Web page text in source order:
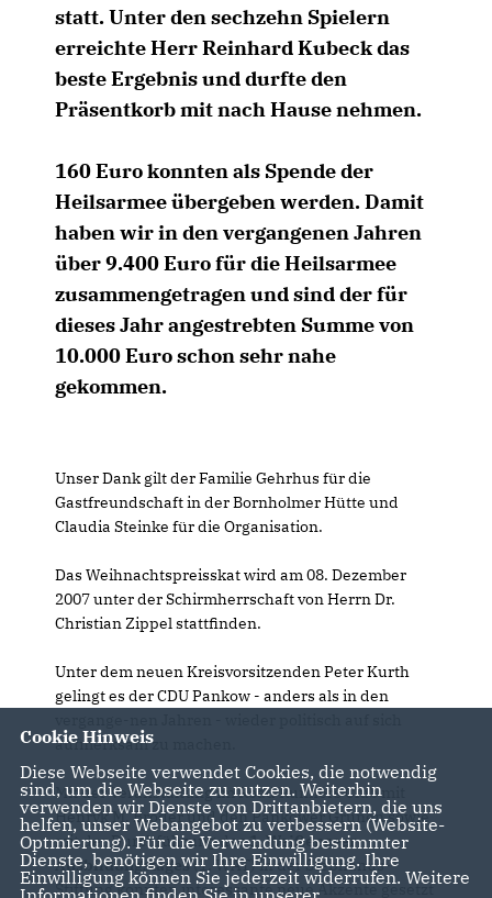
statt. Unter den sechzehn Spielern
erreichte Herr Reinhard Kubeck das
beste Ergebnis und durfte den
Präsentkorb mit nach Hause nehmen.
160 Euro konnten als Spende der
Heilsarmee übergeben werden. Damit
haben wir in den vergangenen Jahren
über 9.400 Euro für die Heilsarmee
zusammengetragen und sind der für
dieses Jahr angestrebten Summe von
10.000 Euro schon sehr nahe
gekommen.
Unser Dank gilt der Familie Gehrhus für die
Gastfreundschaft in der Bornholmer Hütte und
Claudia Steinke für die Organisation.
Das Weihnachtspreisskat wird am 08. Dezember
2007 unter der Schirmherrschaft von Herrn Dr.
Christian Zippel stattfinden.
Unter dem neuen Kreisvorsitzenden Peter Kurth
gelingt es der CDU Pankow - anders als in den
aufmerksam zu machen.
Mit der Veranstaltung im Road Runners Club mit
Henryk M. Broder und den Pankower Grünen sowie
mit der Durchführung des1. Weißenseer
Ausbildungstages(1. WAT) in der Stephanus-
Stiftung konnten interessante neue Akzente gesetzt
Cookie Hinweis
Diese Webseite verwendet Cookies, die notwendig
sind, um die Webseite zu nutzen. Weiterhin
verwenden wir Dienste von Drittanbietern, die uns
helfen, unser Webangebot zu verbessern (Website-
Optmierung). Für die Verwendung bestimmter
Dienste, benötigen wir Ihre Einwilligung. Ihre
Einwilligung können Sie jederzeit widerrufen. Weitere